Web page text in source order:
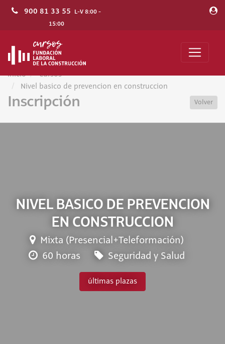
900 81 33 55 L-V 8:00 -
15:00
Inicio
Cursos
Nivel basico de prevencion en construccion
Inscripción Volver
NIVEL BASICO DE PREVENCION
EN CONSTRUCCION
Mixta (Presencial+Teleformación)
60 horas
Seguridad y Salud
últimas plazas